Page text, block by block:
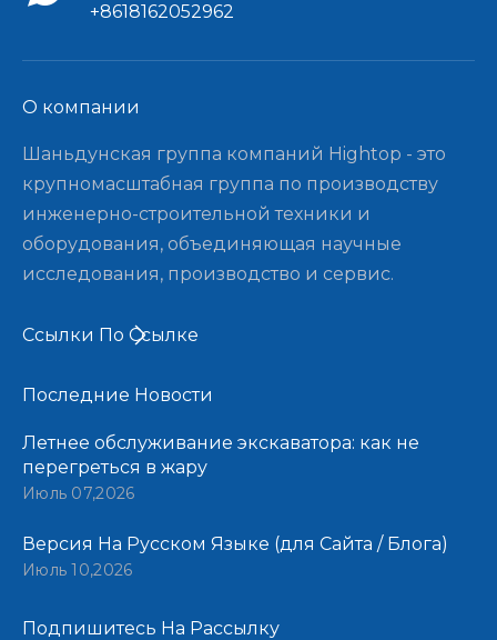
+8618162052962
О компании​​​​​​​
Шаньдунская группа компаний Hightop - это
крупномасштабная группа по производству
инженерно-строительной техники и
оборудования, объединяющая научные
исследования, производство и сервис.
Ссылки По Ссылке
Последние Новости​​​​​​​
Летнее обслуживание экскаватора: как не
перегреться в жару
Июль 07,2026
Версия На Русском Языке (для Сайта / Блога)
Июль 10,2026
Подпишитесь На Рассылку​​​​​​​